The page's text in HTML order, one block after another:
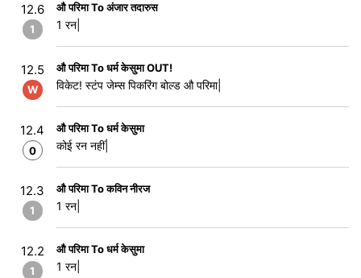
12.6
1
औ परिमा To अंजार तदारुस
1 रन|
12.5
W
औ परिमा To धर्म केसुमा OUT!
विकेट! स्टंप जेम्स पिकरिंग बोल्ड औ परिमा|
12.4
0
औ परिमा To धर्म केसुमा
कोई रन नहीं|
12.3
1
औ परिमा To कविन नीरज
1 रन|
12.2
1
औ परिमा To धर्म केसुमा
1 रन|